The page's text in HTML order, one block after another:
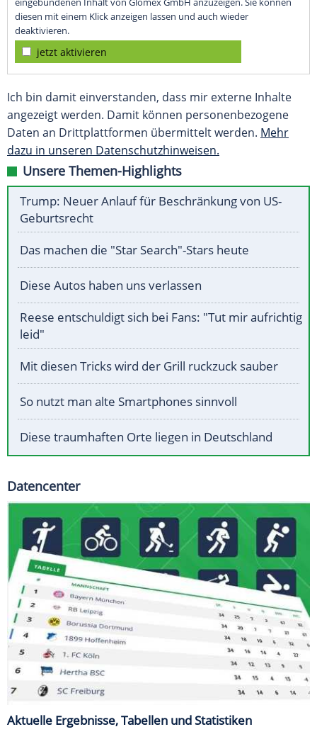
diesen mit einem Klick anzeigen lassen und auch wieder
deaktivieren.
jetzt aktivieren
Ich bin damit einverstanden, dass mir externe Inhalte
angezeigt werden. Damit können personenbezogene
Daten an Drittplattformen übermittelt werden. Mehr
dazu in unseren Datenschutzhinweisen.
Unsere Themen-Highlights
Trump: Neuer Anlauf für Beschränkung von US-
Geburtsrecht
Das machen die "Star Search"-Stars heute
Diese Autos haben uns verlassen
Reese entschuldigt sich bei Fans: "Tut mir aufrichtig
leid"
Mit diesen Tricks wird der Grill ruckzuck sauber
So nutzt man alte Smartphones sinnvoll
Diese traumhaften Orte liegen in Deutschland
Datencenter
Aktuelle Ergebnisse, Tabellen und Statistiken